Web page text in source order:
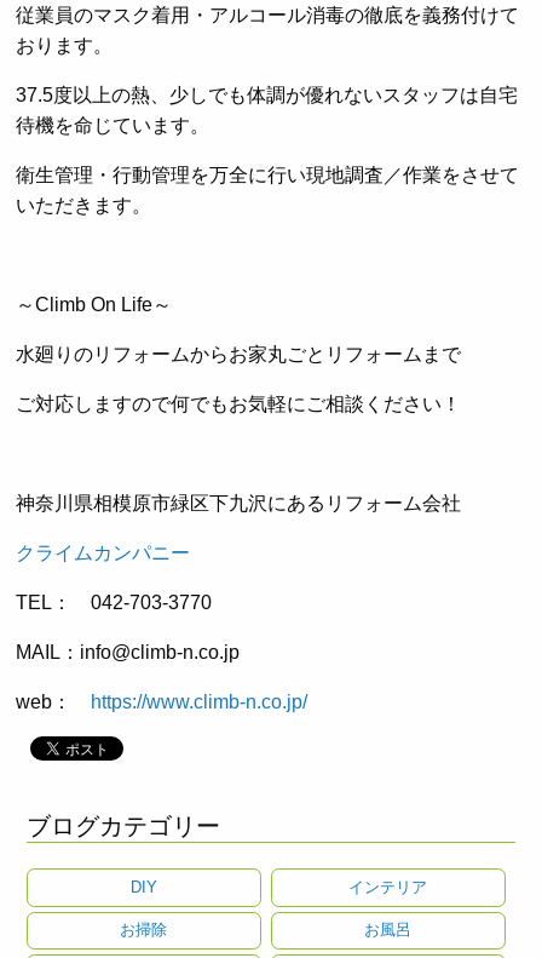
従業員のマスク着用・アルコール消毒の徹底を義務付けて
おります。
37.5度以上の熱、少しでも体調が優れないスタッフは自宅
待機を命じています。
衛生管理・行動管理を万全に行い現地調査／作業をさせて
いただきます。
～Climb On Life～
水廻りのリフォームからお家丸ごとリフォームまで
ご対応しますので何でもお気軽にご相談ください！
神奈川県相模原市緑区下九沢にあるリフォーム会社
クライムカンパニー
TEL： 042-703-3770
MAIL：info@climb-n.co.jp
web： https://www.climb-n.co.jp/
ブログカテゴリー
DIY インテリア
お掃除 お風呂